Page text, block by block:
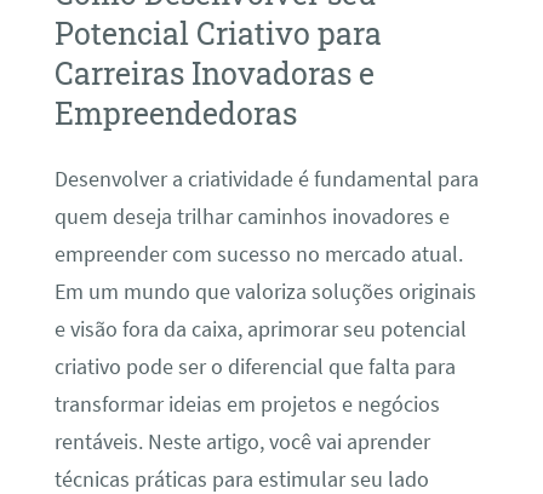
Potencial Criativo para
Carreiras Inovadoras e
Empreendedoras
Desenvolver a criatividade é fundamental para
quem deseja trilhar caminhos inovadores e
empreender com sucesso no mercado atual.
Em um mundo que valoriza soluções originais
e visão fora da caixa, aprimorar seu potencial
criativo pode ser o diferencial que falta para
transformar ideias em projetos e negócios
rentáveis. Neste artigo, você vai aprender
técnicas práticas para estimular seu lado